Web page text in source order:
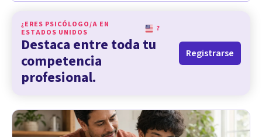
¿ERES PSICÓLOGO/A EN
ESTADOS UNIDOS
?
Destaca entre toda tu
competencia
profesional.
Registrarse